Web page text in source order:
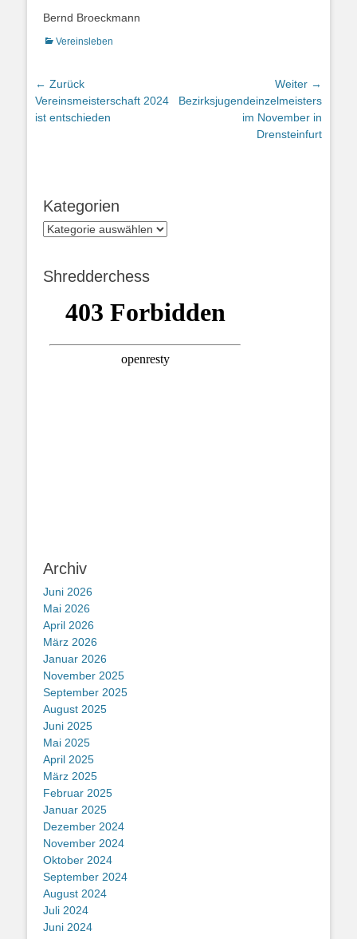
Bernd Broeckmann
Kategorien
Vereinsleben
Beitragsnavigation
← Zurück
Vorhergehender
Beitrag:
Vereinsmeisterschaft 2024
ist entschieden
Weiter →
Nächster
Bezirksjugendeinzelmeisterschaft
im November in
Drensteinfurt
Kategorien
Kategorien
Shredderchess
Archiv
Juni 2026
Mai 2026
April 2026
März 2026
Januar 2026
November 2025
September 2025
August 2025
Juni 2025
Mai 2025
April 2025
März 2025
Februar 2025
Januar 2025
Dezember 2024
November 2024
Oktober 2024
September 2024
August 2024
Juli 2024
Juni 2024